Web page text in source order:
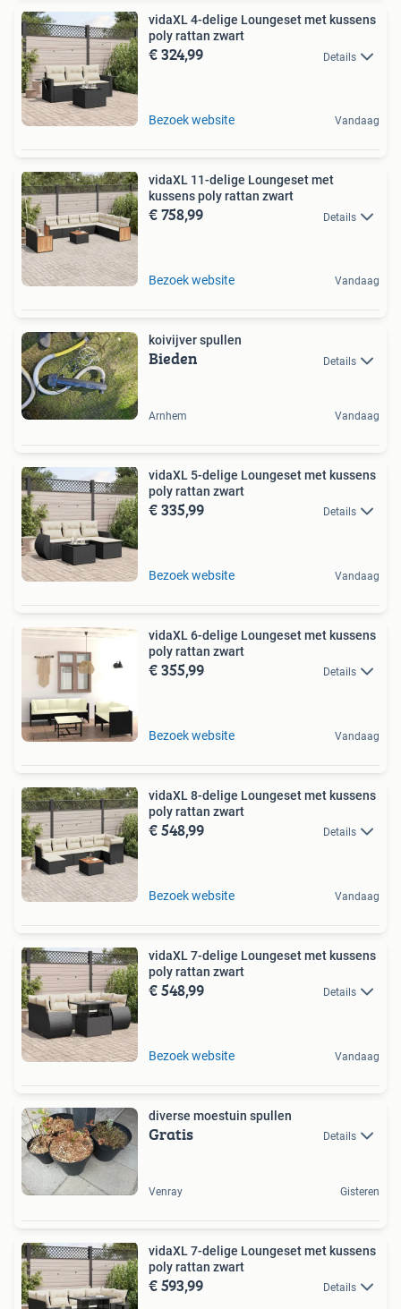
vidaXL 4-delige Loungeset met kussens
poly rattan zwart
€ 324,99 Details
Bezoek website Vandaag
vidaXL 11-delige Loungeset met
kussens poly rattan zwart
€ 758,99 Details
Bezoek website Vandaag
koivijver spullen
Bieden Details
Arnhem Vandaag
vidaXL 5-delige Loungeset met kussens
poly rattan zwart
€ 335,99 Details
Bezoek website Vandaag
vidaXL 6-delige Loungeset met kussens
poly rattan zwart
€ 355,99 Details
Bezoek website Vandaag
vidaXL 8-delige Loungeset met kussens
poly rattan zwart
€ 548,99 Details
Bezoek website Vandaag
vidaXL 7-delige Loungeset met kussens
poly rattan zwart
€ 548,99 Details
Bezoek website Vandaag
diverse moestuin spullen
Gratis Details
Venray Gisteren
vidaXL 7-delige Loungeset met kussens
poly rattan zwart
€ 593,99 Details